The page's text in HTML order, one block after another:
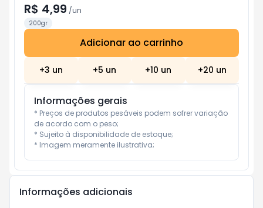
R$ 4,99 /un
200gr
Adicionar ao carrinho
+3 un +5 un +10 un +20 un
Informações gerais
* Preços de produtos pesáveis podem sofrer variação
de acordo com o peso;
* Sujeito à disponibilidade de estoque;
* Imagem meramente ilustrativa;
Informações adicionais